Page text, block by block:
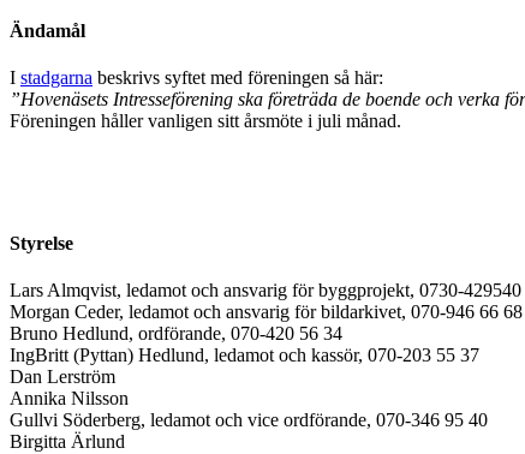
Ändamål
I stadgarna beskrivs syftet med föreningen så här:
”Hovenäsets Intresseförening ska företräda de boende och
Föreningen håller vanligen sitt årsmöte i juli månad.
Styrelse
Lars Almqvist, ledamot och ansvarig för byggprojekt, 0730-429540
Morgan Ceder, ledamot och ansvarig för bildarkivet, 070-946 66 68
Bruno Hedlund, ordförande, 070-420 56 34
IngBritt (Pyttan) Hedlund, ledamot och kassör, 070-203 55 37
Dan Lerström
Annika Nilsson
Gullvi Söderberg, ledamot och vice ordförande, 070-346 95 40
Birgitta Ärlund